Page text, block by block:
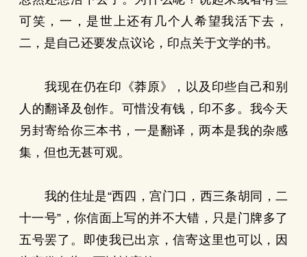
可笑，一，是世上还有几个人希望我活下去，
二，是自己还要发点议论，印点关于文学的书。
我现在仍在印《莽原》，以及印些自己和别
人的翻译及创作。可惜没有钱，印不多。我今天
另封寄给你三本书，一是翻译，两本是我的杂感
集，但也无甚可观。
我的住址是“西四，宫门口，西三条胡同，二
十一号”，你信面上写的并不大错，只是门牌多了
五号罢了。即使我已出京，信寄这里也可以，因